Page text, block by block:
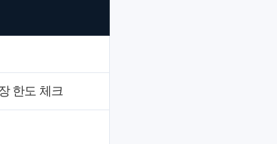
한도 체크